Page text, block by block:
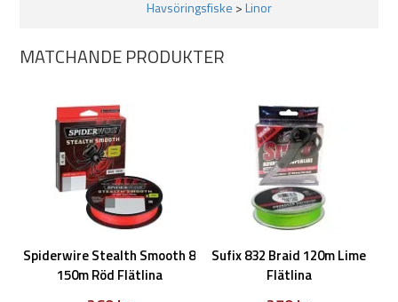
Med detta knep slipper du risken att hela lin-paketet slirar på
spolen, ett fenomen som kan hända med alla flätade linor då dess
yta lätt glider mot spolaxeln.
Du kan även använda vanlig nylonlina som backing om din rulle
rymmer mer än 150 meter
Havsöringsfiske >Linor
MATCHANDE PRODUKTER
Spiderwire Stealth Smooth 8
150m Röd Flätlina
Sufix 832 Braid 120m Lime
Flätlina